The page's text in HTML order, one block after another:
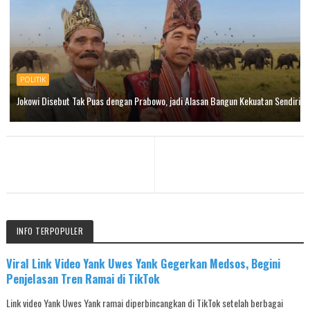
POLITIK
Jokowi Disebut Tak Puas dengan Prabowo, jadi Alasan Bangun Kekuatan Sendiri
INFO TERPOPULER
Viral Link Video Yank Uwes Yank Gegerkan Medsos, Begini
Penjelasan Tren Ramai di TikTok
Link video Yank Uwes Yank ramai diperbincangkan di TikTok setelah berbagai